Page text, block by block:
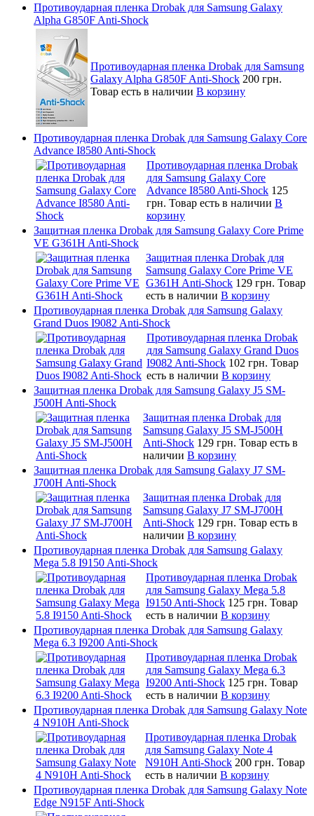
Противоударная пленка Drobak для Samsung Galaxy
Alpha G850F Anti-Shock
Противоударная пленка Drobak для Samsung
Galaxy Alpha G850F Anti-Shock 200 грн.
Товар есть в наличии В корзину
Противоударная пленка Drobak для Samsung Galaxy Core
Advance I8580 Anti-Shock
Противоударная пленка Drobak
для Samsung Galaxy Core
Advance I8580 Anti-Shock 125
грн. Товар есть в наличии В
корзину
Защитная пленка Drobak для Samsung Galaxy Core Prime
VE G361H Anti-Shock
Защитная пленка Drobak для
Samsung Galaxy Core Prime VE
G361H Anti-Shock 129 грн. Товар
есть в наличии В корзину
Противоударная пленка Drobak для Samsung Galaxy
Grand Duos I9082 Anti-Shock
Противоударная пленка Drobak
для Samsung Galaxy Grand Duos
I9082 Anti-Shock 102 грн. Товар
есть в наличии В корзину
Защитная пленка Drobak для Samsung Galaxy J5 SM-
J500H Anti-Shock
Защитная пленка Drobak для
Samsung Galaxy J5 SM-J500H
Anti-Shock 129 грн. Товар есть в
наличии В корзину
Защитная пленка Drobak для Samsung Galaxy J7 SM-
J700H Anti-Shock
Защитная пленка Drobak для
Samsung Galaxy J7 SM-J700H
Anti-Shock 129 грн. Товар есть в
наличии В корзину
Противоударная пленка Drobak для Samsung Galaxy
Mega 5.8 I9150 Anti-Shock
Противоударная пленка Drobak
для Samsung Galaxy Mega 5.8
I9150 Anti-Shock 125 грн. Товар
есть в наличии В корзину
Противоударная пленка Drobak для Samsung Galaxy
Mega 6.3 I9200 Anti-Shock
Противоударная пленка Drobak
для Samsung Galaxy Mega 6.3
I9200 Anti-Shock 125 грн. Товар
есть в наличии В корзину
Противоударная пленка Drobak для Samsung Galaxy Note
4 N910H Anti-Shock
Противоударная пленка Drobak
для Samsung Galaxy Note 4
N910H Anti-Shock 200 грн. Товар
есть в наличии В корзину
Противоударная пленка Drobak для Samsung Galaxy Note
Edge N915F Anti-Shock